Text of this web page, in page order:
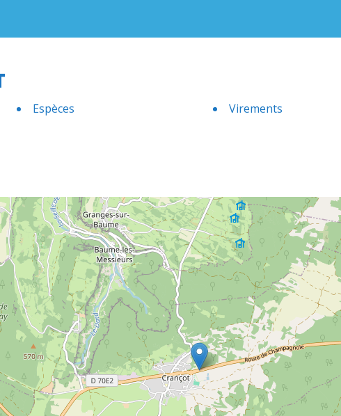
Espèces Virements